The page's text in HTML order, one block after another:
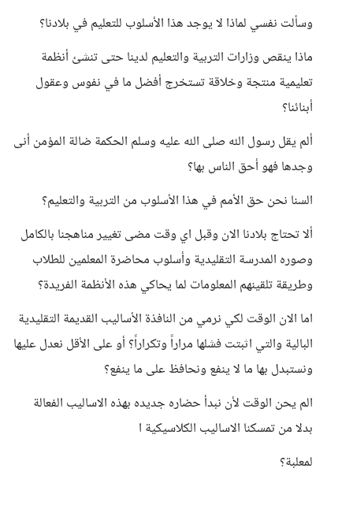
وسألت نفسي لماذا لا يوجد هذا الأسلوب للتعليم في بلادنا؟
ماذا ينقص وزارات التربية والتعليم لدينا حتى تنشئ أنظمة
تعليمية منتجة وخلاقة تستخرج أفضل ما في نفوس وعقول
أبنائنا؟
ألم يقل رسول الله صلى الله عليه وسلم الحكمة ضالة المؤمن أنى
وجدها فهو أحق الناس بها؟
السنا نحن حق الأمم في هذا الأسلوب من التربية والتعليم؟
ألا تحتاج بلادنا الان وقبل اي وقت مضى تغيير مناهجنا بالكامل
وصوره المدرسة التقليدية وأسلوب محاضرة المعلمين للطلاب
وطريقة تلقينهم المعلومات لما يحاكي هذه الأنظمة الفريدة؟
اما الان الوقت لكي نرمي من النافذة الأساليب القديمة التقليدية
البالية والتي اثبتت فشلها مراراً وتكراراً؟ أو على الأقل نعدل عليها
ونستبدل بها ما لا ينفع ونحافظ على ما ينفع؟
الم يحن الوقت لأن نبدأ حضاره جديده بهذه الاساليب الفعالة
بدلا من تمسكنا الاساليب الكلاسيكية ا
لمعلبة؟